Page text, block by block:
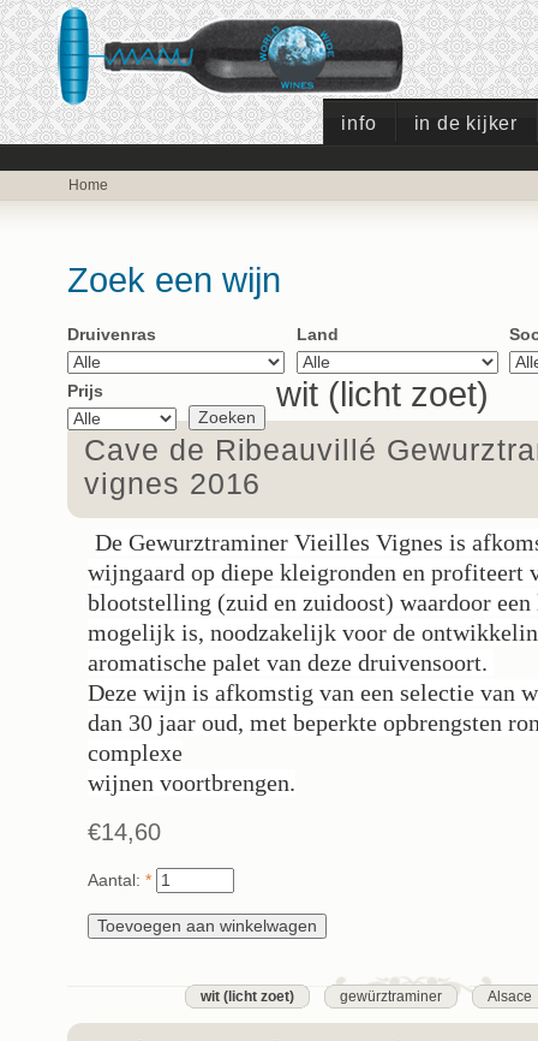
info in de kijker
Home
Zoek een wijn
Druivenras Land
Prijs wit (licht zoet)
Cave de Ribeauvillé
vignes 2016
De Gewurztraminer Vieilles Vignes is
wijngaard op diepe kleigronden en profiteert
blootstelling (zuid en zuidoost) waardoor
mogelijk is, noodzakelijk voor de
aromatische palet van deze druivensoort.
Deze wijn is afkomstig van een selectie van
dan 30 jaar oud, met beperkte opbrengsten
complexe
wijnen voortbrengen.
€14,60
Aantal: *
wit (licht zoet) gewürztraminer Alsace